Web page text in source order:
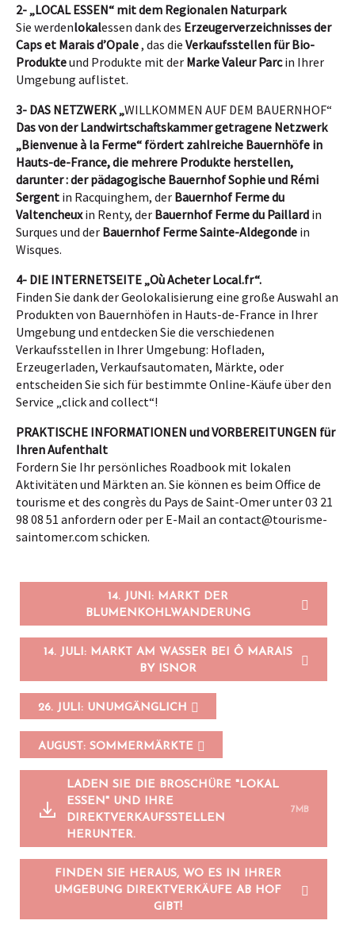
2- „LOCAL ESSEN“ mit dem Regionalen Naturpark
Sie werdenlokalessen dank des Erzeugerverzeichnisses der
Caps et Marais d’Opale, das die Verkaufsstellen für Bio-
Produkteund Produkte mit der Marke Valeur Parcin Ihrer
Umgebung auflistet.
3- DAS NETZWERK „WILLKOMMEN AUF DEM BAUERNHOF“
Das von der Landwirtschaftskammer getragene Netzwerk
„Bienvenue à la Ferme“ fördert zahlreiche Bauernhöfe in
Hauts-de-France, die mehrere Produkte herstellen,
darunter : der pädagogische Bauernhof Sophie und Rémi
Sergent in Racquinghem, der Bauernhof Ferme du
Valtencheuxin Renty, der Bauernhof Ferme du Paillard in
Surques und der Bauernhof Ferme Sainte-Aldegonde in
Wisques.
4- DIE INTERNETSEITE „Où Acheter Local.fr“.
Finden Sie dank der Geolokalisierung eine große Auswahl an
Produkten von Bauernhöfen in Hauts-de-France in Ihrer
Umgebung und entdecken Sie die verschiedenen
Verkaufsstellen in Ihrer Umgebung: Hofladen,
Erzeugerladen, Verkaufsautomaten, Märkte, oder
entscheiden Sie sich für bestimmte Online-Käufe über den
Service „click and collect“!
PRAKTISCHE INFORMATIONEN und VORBEREITUNGEN für
Ihren Aufenthalt
Fordern Sie Ihr persönliches Roadbook mit lokalen
Aktivitäten und Märkten an. Sie können es beim Office de
tourisme et des congrès du Pays de Saint-Omer unter 03 21
98 08 51 anfordern oder per E-Mail an contact@tourisme-
saintomer.com schicken.
14. JUNI: MARKT DER
BLUMENKOHLWANDERUNG
14. JULI: MARKT AM WASSER BEI Ô MARAIS
BY ISNOR
26. JULI: UNUMGÄNGLICH
AUGUST: SOMMERMÄRKTE
LADEN SIE DIE BROSCHÜRE "LOKAL
ESSEN" UND IHRE
DIREKTVERKAUFSSTELLEN
HERUNTER.
7MB
FINDEN SIE HERAUS, WO ES IN IHRER
UMGEBUNG DIREKTVERKÄUFE AB HOF
GIBT!